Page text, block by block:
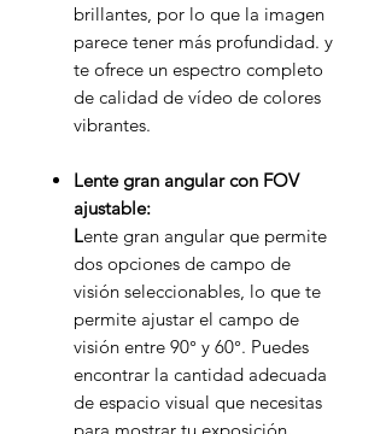
brillantes, por lo que la imagen
parece tener más profundidad. y
te ofrece un espectro completo
de calidad de vídeo de colores
vibrantes.
Lente gran angular con FOV
ajustable:
Lente gran angular que permite
dos opciones de campo de
visión seleccionables, lo que te
permite ajustar el campo de
visión entre 90° y 60°. Puedes
encontrar la cantidad adecuada
de espacio visual que necesitas